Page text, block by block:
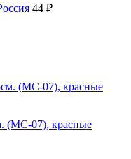
44 ₽
(МС-07), красные